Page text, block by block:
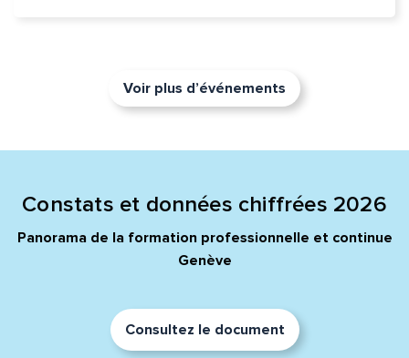
Voir plus d’événements
Constats et données chiffrées 2026
Panorama de la formation professionnelle et continue
Genève
Consultez le document